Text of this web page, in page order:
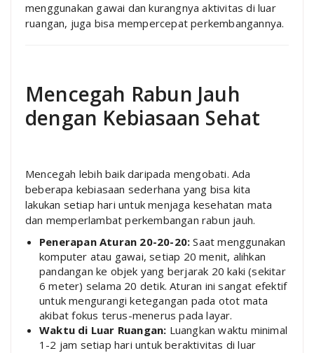
menggunakan gawai dan kurangnya aktivitas di luar
ruangan, juga bisa mempercepat perkembangannya.
Mencegah Rabun Jauh
dengan Kebiasaan Sehat
Mencegah lebih baik daripada mengobati. Ada
beberapa kebiasaan sederhana yang bisa kita
lakukan setiap hari untuk menjaga kesehatan mata
dan memperlambat perkembangan rabun jauh.
Penerapan Aturan 20-20-20: Saat menggunakan
komputer atau gawai, setiap 20 menit, alihkan
pandangan ke objek yang berjarak 20 kaki (sekitar
6 meter) selama 20 detik. Aturan ini sangat efektif
untuk mengurangi ketegangan pada otot mata
akibat fokus terus-menerus pada layar.
Waktu di Luar Ruangan: Luangkan waktu minimal
1-2 jam setiap hari untuk beraktivitas di luar